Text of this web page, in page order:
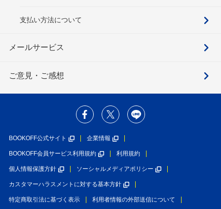
支払い方法について
メールサービス
ご意見・ご感想
BOOKOFF公式サイト 企業情報
BOOKOFF会員サービス利用規約 利用規約
個人情報保護方針 ソーシャルメディアポリシー
カスタマーハラスメントに対する基本方針
特定商取引法に基づく表示 利用者情報の外部送信について